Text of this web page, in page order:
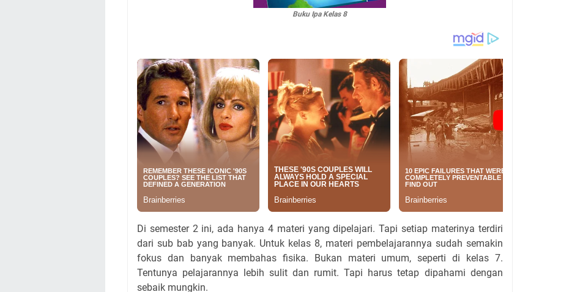
Buku Ipa Kelas 8
Di semester 2 ini, ada hanya 4 materi yang dipelajari. Tapi setiap materinya terdiri
dari sub bab yang banyak. Untuk kelas 8, materi pembelajarannya sudah semakin
fokus dan banyak membahas fisika. Bukan materi umum, seperti di kelas 7.
Tentunya pelajarannya lebih sulit dan rumit. Tapi harus tetap dipahami dengan
sebaik mungkin.